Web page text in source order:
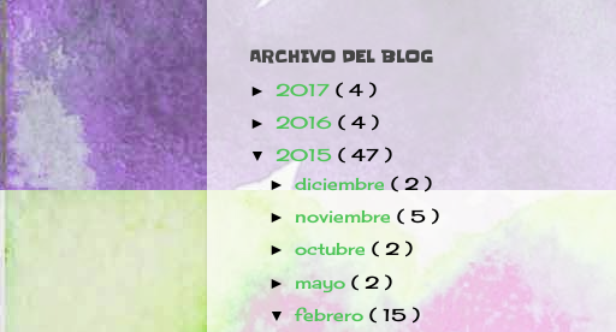
ARCHIVO DEL BLOG
► 2017 ( 4 )
► 2016 ( 4 )
▼ 2015 ( 47 )
►diciembre( 2 )
►noviembre( 5 )
►octubre( 2 )
► mayo( 2 )
▼febrero( 15 )